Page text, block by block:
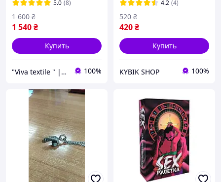
5.0 (8)
1 540₴
1 600 ₴
Купить
"Viva textile " | Подушки, одеяла, постельное бельё, пледы и покрывала 100%
4.2 (4)
420₴
520 ₴
Купить
KYBIK SHOP 100%